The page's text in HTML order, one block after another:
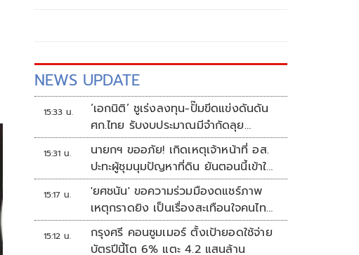
NEWS UPDATE
15:33 น.
‘เอกนิติ’ ชูเร่งลงทุน-ปั๊มขีดแข่งดันดัน
ศก.ไทย รับงบประมาณมีจำกัดลุย
งัด5Tปูพรมโตยาว
15:31 น.
นายกฯ ขออภัย! เกิดเหตุเจ้าหน้าที่ อส.
ปะทะผู้ชุมนุมปัญหาที่ดิน ยันตอนนี้เข้าใจ
กันแล้ว
15:17 น.
'ยศชนัน' ขอความร่วมมืองดแชร์ภาพ
เหตุกราดยิง เป็นเรื่องสะเทือนใจคนไทย
ทั้งประเทศ
15:12 น.
กรุงศรี คอนซูมเมอร์ ตั้งเป้ายอดใช้จ่าย
บัตรปีนี้โต 6% แตะ 4.2 แสนล้าน